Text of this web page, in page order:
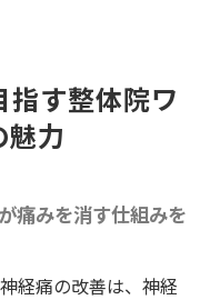
す整体院ワ
力
痛みを消す仕組みを
経痛の改善は、神経